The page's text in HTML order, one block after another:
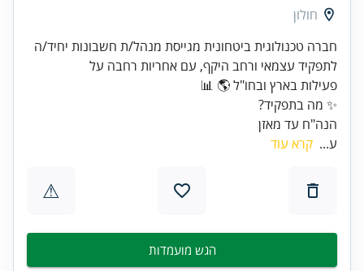
חולון
חברה טכנולוגית ביטחונית מגייסת מנהל/ת חשבונות יחיד/ה
פעילות בארץ ובחו"ל 🌎 📊
הנה"ח עד מאזן
ע... קרא עוד
⚠
הגש מועמדות